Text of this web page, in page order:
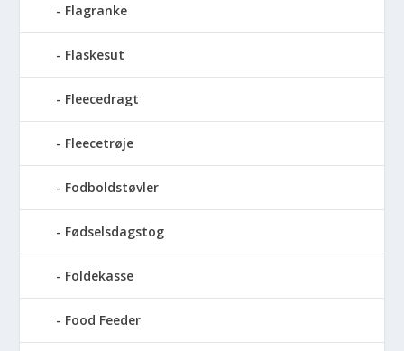
Flagranke
Flaskesut
Fleecedragt
Fleecetrøje
Fodboldstøvler
Fødselsdagstog
Foldekasse
Food Feeder